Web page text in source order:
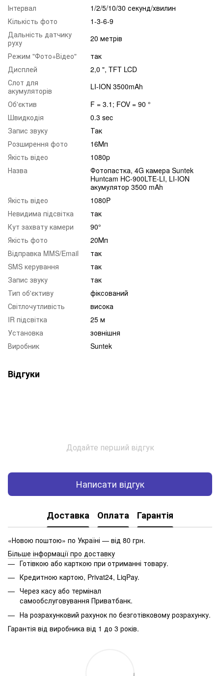
Інтервал
1/2/5/10/30 секунд/хвилин
Кількість фото
1-3-6-9
Дальність датчику
руху
20 метрів
Режим "Фото+Відео"
так
Дисплей
2,0 ", TFT LCD
Слот для
акумуляторів
LI-ION 3500mAh
Об'єктив
F = 3.1; FOV = 90 °
Швидкодія
0.3 sec
Запис звуку
Так
Розширення фото
16Мп
Якість відео
1080p
Назва
Фотопастка, 4G камера Suntek
Huntcam HC-900LTE-LI, LI-ION
акумулятор 3500 mAh
Якість відео
1080P
Невидима підсвітка
так
Кут захвату камери
90°
Якість фото
20Мп
Відправка MMS/Email
так
SMS керування
так
Запис звуку
так
Тип об'єктиву
фіксований
Світлочутливість
висока
IR підсвітка
25 м
Установка
зовнішня
Виробник
Suntek
Відгуки
Додайте перший відгук
Написати відгук
Доставка Оплата Гарантія
«Новою поштою» по Україні — від 80 грн.
Більше інформації про доставку
Готівкою або карткою при отриманні товару.
Кредитною картою, Privat24, LiqPay.
Через касу або термінал
самообслуговування Приватбанк.
На розрахунковий рахунок по безготівковому розрахунку.
Гарантія від виробника від 1 до 3 років.